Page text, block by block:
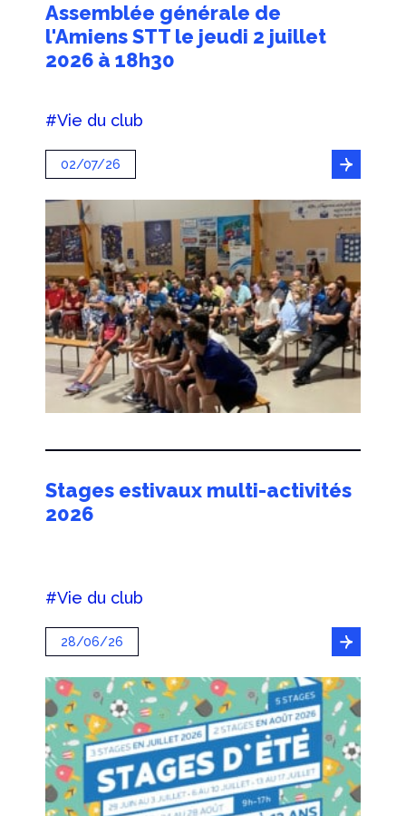
Assemblée générale de
l'Amiens STT le jeudi 2 juillet
2026 à 18h30
#Vie du club
02/07/26
Stages estivaux multi-activités
2026
#Vie du club
28/06/26